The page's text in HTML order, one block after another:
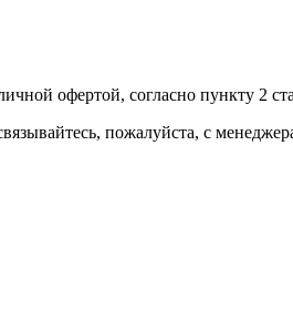
офeртой, согласно пункту 2
пожaлуйста, с